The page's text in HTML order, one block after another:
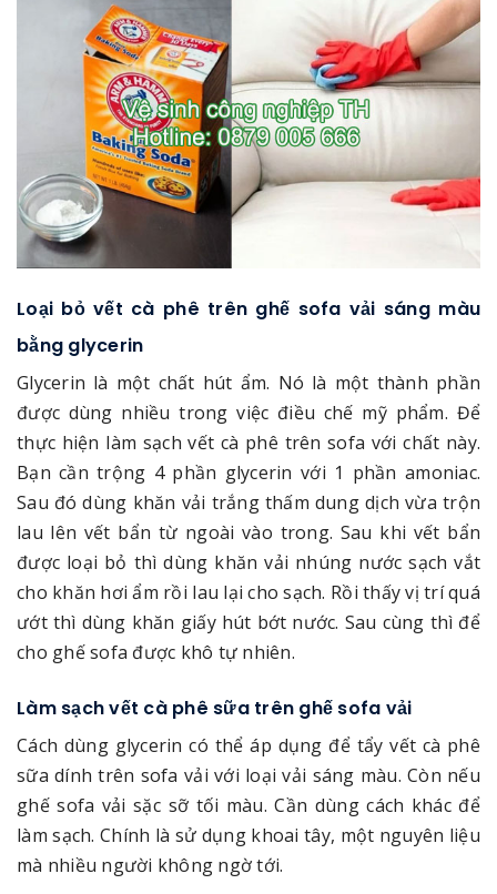
Loại bỏ vết cà phê trên ghế sofa vải sáng màu
bằng glycerin
Glycerin là một chất hút ẩm. Nó là một thành phần
được dùng nhiều trong việc điều chế mỹ phẩm. Để
thực hiện làm sạch vết cà phê trên sofa với chất này.
Bạn cần trộng 4 phần glycerin với 1 phần amoniac.
Sau đó dùng khăn vải trắng thấm dung dịch vừa trộn
lau lên vết bẩn từ ngoài vào trong. Sau khi vết bẩn
được loại bỏ thì dùng khăn vải nhúng nước sạch vắt
cho khăn hơi ẩm rồi lau lại cho sạch. Rồi thấy vị trí quá
ướt thì dùng khăn giấy hút bớt nước. Sau cùng thì để
cho ghế sofa được khô tự nhiên.
Làm sạch vết cà phê sữa trên ghế sofa vải
Cách dùng glycerin có thể áp dụng để tẩy vết cà phê
sữa dính trên sofa vải với loại vải sáng màu. Còn nếu
ghế sofa vải sặc sỡ tối màu. Cần dùng cách khác để
làm sạch. Chính là sử dụng khoai tây, một nguyên liệu
mà nhiều người không ngờ tới.